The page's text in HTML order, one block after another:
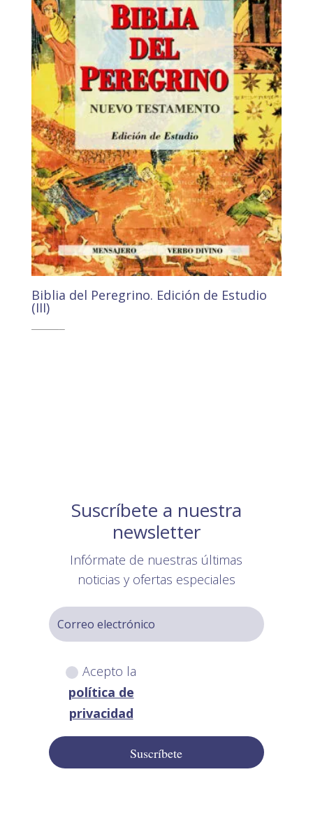
Biblia del Peregrino. Edición de Estudio
(III)
41,70€
Suscríbete a nuestra
newsletter
Infórmate de nuestras últimas
noticias y ofertas especiales
Acepto la
política de
privacidad
Suscríbete